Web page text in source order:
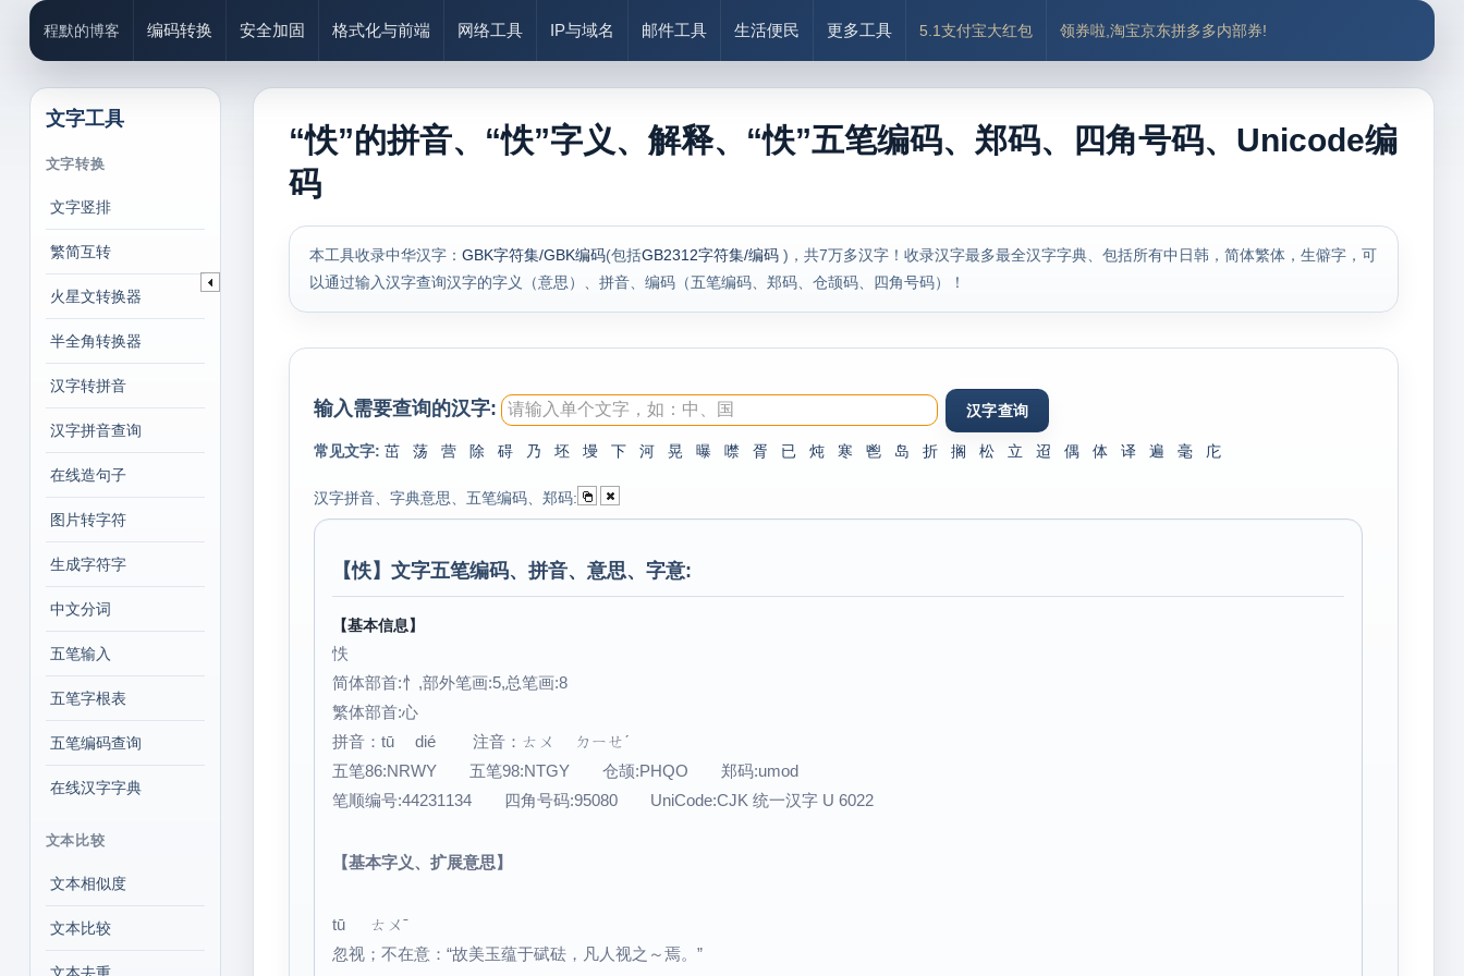
程默的博客 编码转换 安全加固 格式化与前端 网络工具 IP与域名 邮件工具 生活便民 更多工具 5.1支付宝大红包 领券啦,淘宝京东拼多多内部券!
文字工具
文字转换
文字竖排
繁简互转
火星文转换器
半全角转换器
汉字转拼音
汉字拼音查询
在线造句子
图片转字符
生成字符字
中文分词
五笔输入
五笔字根表
五笔编码查询
在线汉字字典
文本比较
文本相似度
文本比较
“怢”的拼音、“怢”字义、解释、“怢”五笔编码、郑码、四角号码、Unicode编
码
本工具收录中华汉字： GBK字符集/GBK编码(包括GB2312字符集/编码 )，共7万多汉字！收录汉字最多最全汉字字典、包括所有中日韩，简体繁体，生僻字，可
以通过输入汉字查询汉字的字义（意思）、拼音、编码（五笔编码、郑码、仓颉码、四角号码）！
输入需要查询的汉字:
常见文字: 茁 荡 营 除 碍 乃 坯 墁 下 河 晃 曝 噤 胥 已 炖 寒 鬯 岛 折 搁 松 立 迢 偶 体 译 遍 毫 庀
汉字拼音、字典意思、五笔编码、郑码:
【怢】文字五笔编码、拼音、意思、字意:
【基本信息】
怢
简体部首:忄,部外笔画:5,总笔画:8
繁体部首:心
拼音：tū dié 注音：ㄊㄨ ㄉㄧㄝˊ
五笔86:NRWY 五笔98:NTGY 仓颉:PHQO 郑码:umod
笔顺编号:44231134 四角号码:95080 UniCode:CJK 统一汉字 U 6022
【基本字义、扩展意思】
tū ㄊㄨˉ
忽视；不在意：“故美玉蕴于碔砝，凡人视之～焉。”